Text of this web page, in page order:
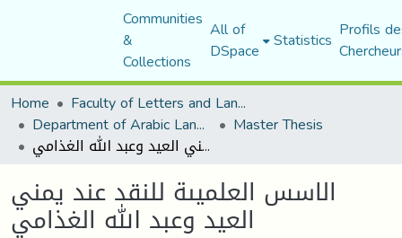
Communities
&
Collections
All of
DSpace Statistics Profils
Home
Faculty of Letters and Languages
Department of Arabic Language and Literature Master Thesis
الاسس العلميىة للنقد عند يمني العيد وعبد الله الغذامي
الاسس العلميىة للنقد عند يمني
العيد وعبد الله الغذامي